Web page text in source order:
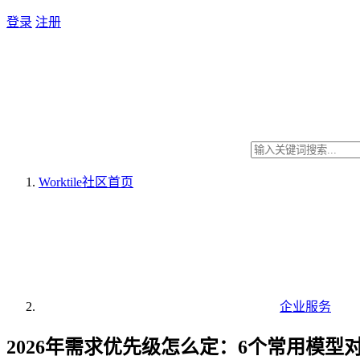
登录 注册
Worktile社区首页
企业服务
2026年需求优先级怎么定：6个常用模型